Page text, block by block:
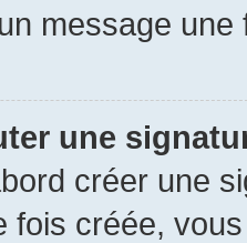
message une
une
créer une
fois créée,